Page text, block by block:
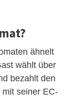
ähnelt
wählt über
bezahlt den
seiner EC-